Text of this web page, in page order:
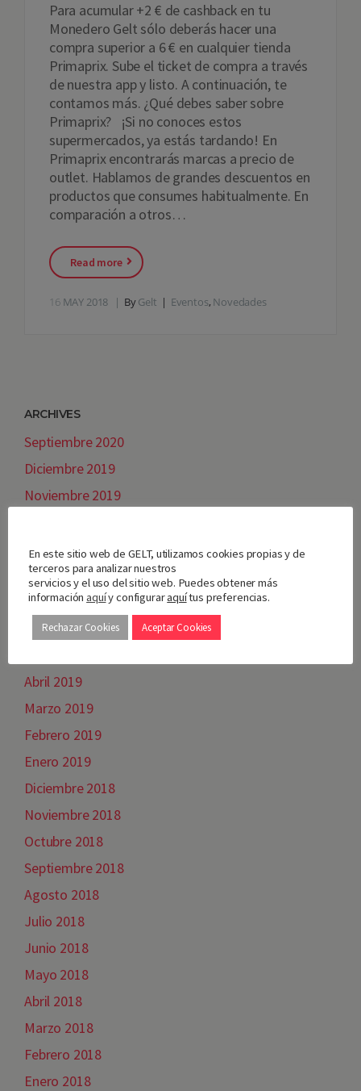
Para acumular +2 € de cashback en tu
Monedero Gelt sólo deberás hacer una
compra superior a 6 € en cualquier tienda
Primaprix. Sube el ticket de compra a través
de nuestra app y listo. A continuación, te
contamos más. ¿Qué debes saber sobre
Primaprix? ¡Si no conoces estos
supermercados, ya estás tardando! En
Primaprix encontrarás marcas a precio de
outlet. Hablamos de grandes descuentos en
productos que consumes habitualmente. En
comparación a otros…
Read more
16 MAY 2018 ByGelt Eventos, Novedades
ARCHIVES
Septiembre 2020
Diciembre 2019
Noviembre 2019
Septiembre 2019
Agosto 2019
Julio 2019
Junio 2019
Abril 2019
Marzo 2019
Febrero 2019
Enero 2019
Diciembre 2018
Noviembre 2018
Octubre 2018
Septiembre 2018
Agosto 2018
Julio 2018
Junio 2018
Mayo 2018
Abril 2018
Marzo 2018
Febrero 2018
Enero 2018
En este sitio web de GELT, utilizamos cookies propias y de
terceros para analizar nuestros
servicios y el uso del sitio web. Puedes obtener más
informaciónaquíy configuraraquítus preferencias.
Rechazar Cookies Aceptar Cookies